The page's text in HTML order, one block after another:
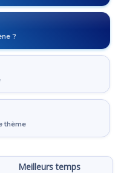
?
thème
Meilleurs temps